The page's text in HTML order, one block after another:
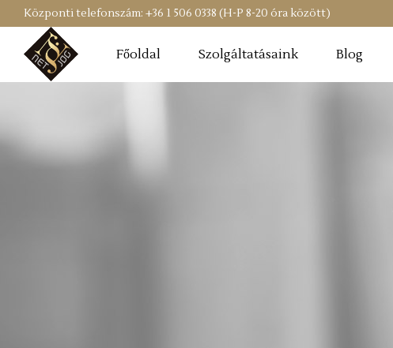
Központi telefonszám: +36 1 506 0338 (H-P 8-20 óra között)
Főoldal Szolgáltatásaink Blog